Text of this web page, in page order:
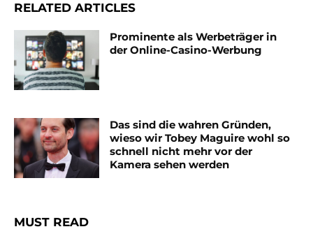
RELATED ARTICLES
Prominente als Werbeträger in
der Online-Casino-Werbung
Das sind die wahren Gründen,
wieso wir Tobey Maguire wohl so
schnell nicht mehr vor der
Kamera sehen werden
MUST READ